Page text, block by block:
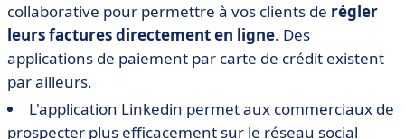
collaborative pour permettre à vos clients de régler
leurs factures directement en ligne. Des
applications de paiement par carte de crédit existent
par ailleurs.
L'application Linkedin permet aux commerciaux de
prospecter plus efficacement sur le réseau social